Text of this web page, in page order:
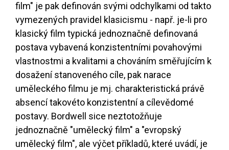
film" je pak definován svými odchylkami od takto
vymezených pravidel klasicismu - např. je-li pro
klasický film typická jednoznačně definovaná
postava vybavená konzistentními povahovými
vlastnostmi a kvalitami a chováním směřujícím k
dosažení stanoveného cíle, pak narace
uměleckého filmu je mj. charakteristická právě
absencí takovéto konzistentní a cílevědomé
postavy. Bordwell sice neztotožňuje
jednoznačně "umělecký film" a "evropský
umělecký film", ale výčet příkladů, které uvádí, je